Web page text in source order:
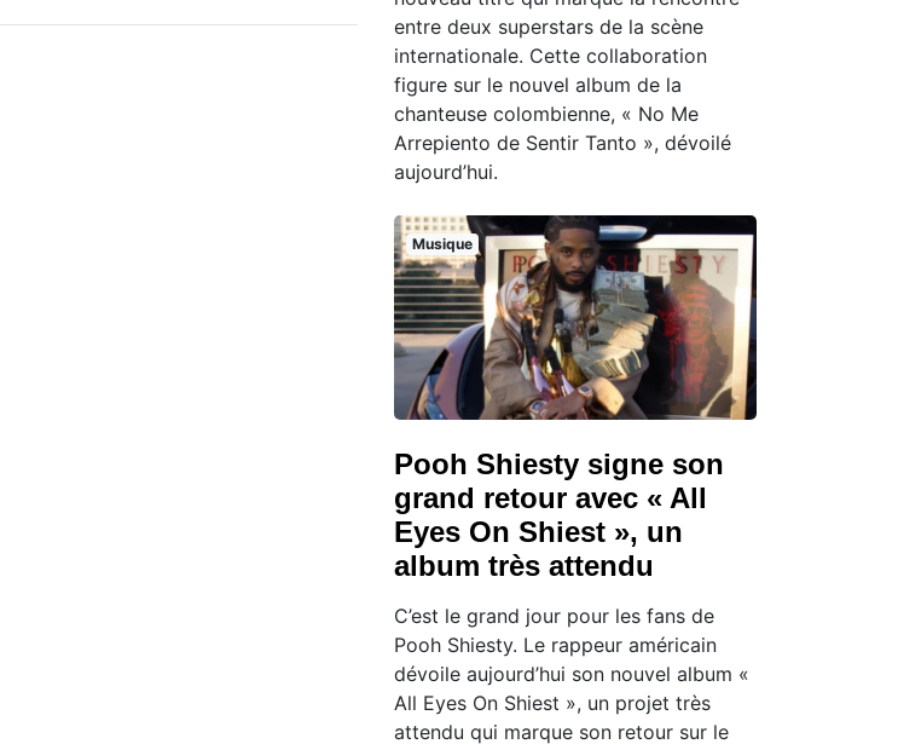
entre deux superstars de la scène
internationale. Cette collaboration
figure sur le nouvel album de la
chanteuse colombienne, « No Me
Arrepiento de Sentir Tanto », dévoilé
aujourd’hui.
Musique
Pooh Shiesty signe son
grand retour avec « All
Eyes On Shiest », un
album très attendu
C’est le grand jour pour les fans de
Pooh Shiesty. Le rappeur américain
dévoile aujourd’hui son nouvel album «
All Eyes On Shiest », un projet très
attendu qui marque son retour sur le